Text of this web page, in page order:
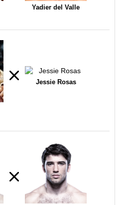
Yadier del Valle
Jessie Rosas